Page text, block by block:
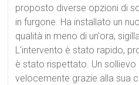
proposto diverse opzioni di
in furgone. Ha installato un
qualità in meno di un'ora,
L'intervento è stato rapido,
è stato rispettato. Un
velocemente grazie alla sua